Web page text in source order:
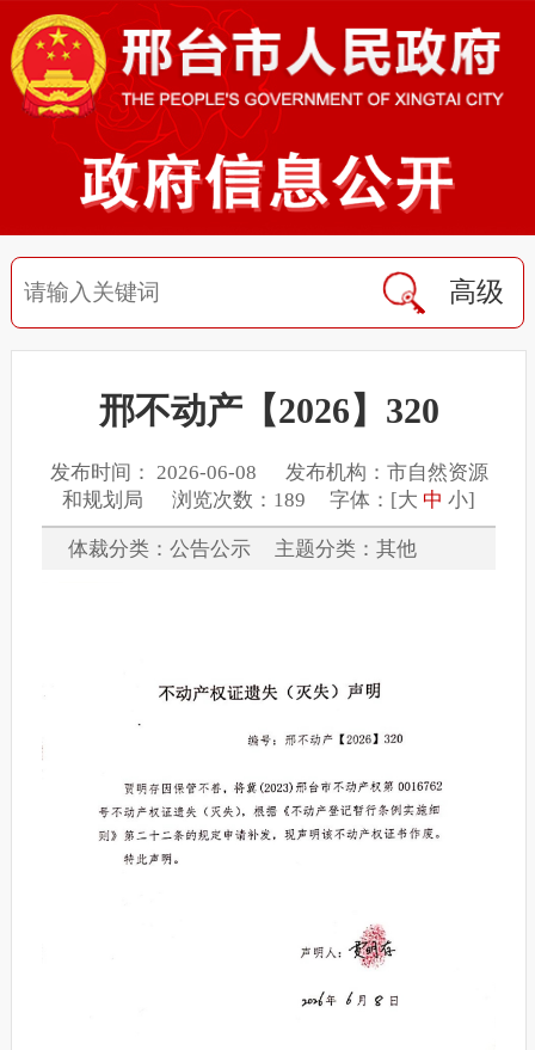
高级
邢不动产【2026】320
发布时间： 2026-06-08 发布机构：市自然资源
和规划局 浏览次数：189 字体：[大 中 小]
体裁分类：公告公示 主题分类：其他